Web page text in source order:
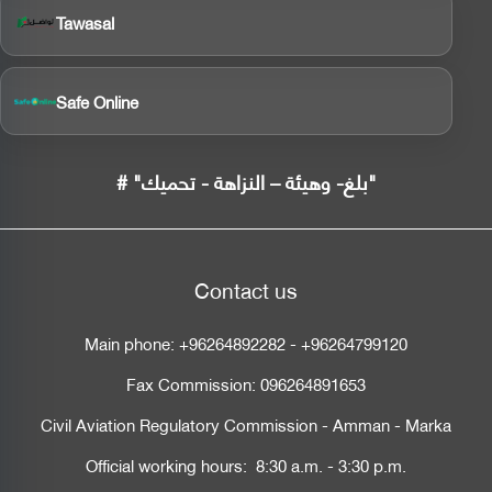
Tawasal
Safe Online
# "بلغ- وهيئة – النزاهة - تحميك"
Contact us
Main phone:+96264892282-+96264799120
Fax Commission:096264891653
Civil Aviation Regulatory Commission - Amman - Marka
Official working hours: 8:30 a.m. - 3:30 p.m.